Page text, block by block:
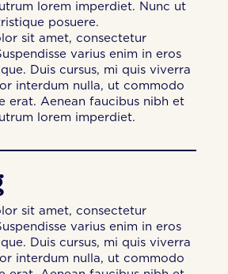
lorem imperdiet. Nunc ut
posuere.
sit amet, consectetur
varius enim in eros
Duis cursus, mi quis viverra
interdum nulla, ut commodo
erat. Aenean faucibus nibh et
lorem imperdiet.
sit amet, consectetur
varius enim in eros
Duis cursus, mi quis viverra
interdum nulla, ut commodo